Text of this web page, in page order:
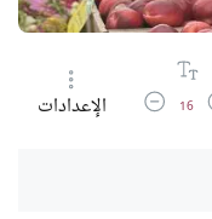
حجم الخط
16 تقليل حجم الخط
الإعدادات